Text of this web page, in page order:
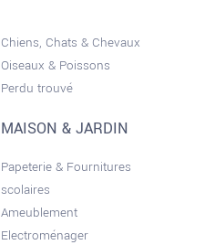
Chiens, Chats & Chevaux
Oiseaux & Poissons
Perdu trouvé
MAISON & JARDIN
Papeterie & Fournitures
scolaires
Ameublement
Electroménager